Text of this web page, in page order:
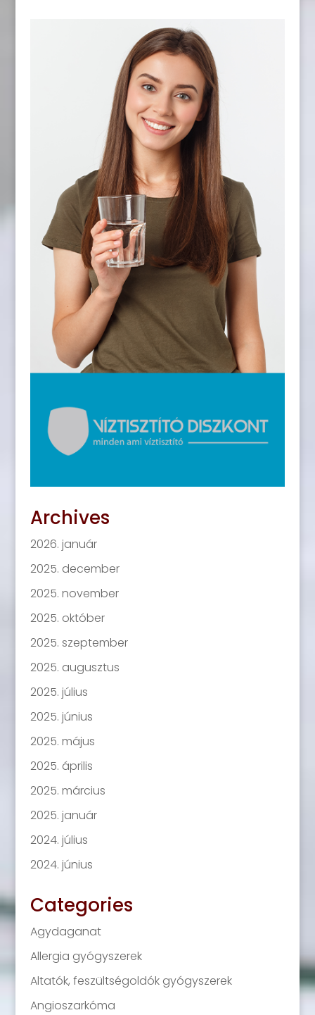
Archives
2026. január
2025. december
2025. november
2025. október
2025. szeptember
2025. augusztus
2025. július
2025. június
2025. május
2025. április
2025. március
2025. január
2024. július
2024. június
Categories
Agydaganat
Allergia gyógyszerek
Altatók, feszültségoldók gyógyszerek
Angioszarkóma